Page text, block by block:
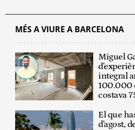
MÉS A VIURE A BARCELONA
Miguel
integral
100.000
costava
El que
d'agost,